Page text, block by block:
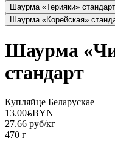
Шаурма «Терияки» стандарт
Шаурма «Корейская»
Шаурма
стандарт
Купляйце Беларускае
13.00BYNBYN
27.66 руб/кг
470 г